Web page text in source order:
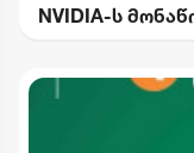
NVIDIA-ს